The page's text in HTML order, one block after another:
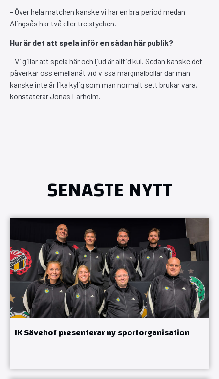
– Över hela matchen kanske vi har en bra period medan
Alingsås har två eller tre stycken.
Hur är det att spela inför en sådan här publik?
– Vi gillar att spela här och ljud är alltid kul. Sedan kanske det
påverkar oss emellanåt vid vissa marginalbollar där man
kanske inte är lika kylig som man normalt sett brukar vara,
konstaterar Jonas Larholm.
SENASTE NYTT
IK Sävehof presenterar ny sportorganisation